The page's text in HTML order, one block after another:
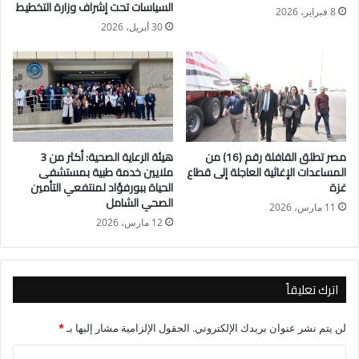
إلى ٢٥% بسبب القرارات البنك المركزي المصري الأخيرة وصفقة
8 فبراير، 2026 السياسات تحت إشراف وزارة التخطيط
30 أبريل، 2026
مصر تطلق القافلة رقم (16) من
المساعدات الإغاثية العاجلة إلى قطاع
غزة
11 مارس، 2026
هيئة الرعاية الصحية: أكثر من 3
ملايين خدمة طبية بمستشفى
الحياة ببورفؤاد لمنتفعي التأمين
الصحي الشامل
12 مارس، 2026
اترك تعليقاً
لن يتم نشر عنوان بريدك الإلكتروني. الحقول الإلزامية مشار إليها بـ*